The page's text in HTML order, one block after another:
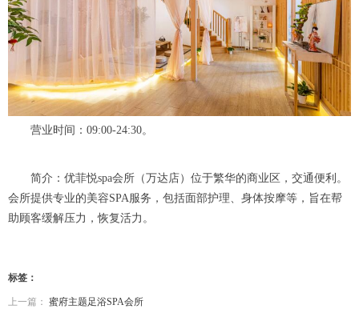
营业时间：09:00-24:30。
简介：优菲悦spa会所（万达店）位于繁华的商业区，交通便利。
会所提供专业的美容SPA服务，包括面部护理、身体按摩等，旨在帮
助顾客缓解压力，恢复活力。
标签：
上一篇： 蜜府主题足浴SPA会所